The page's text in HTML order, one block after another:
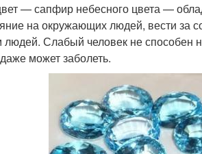
— сапфир небесного цвета —
на окружающих людей, вести за
Слабый человек не способен
может заболеть.